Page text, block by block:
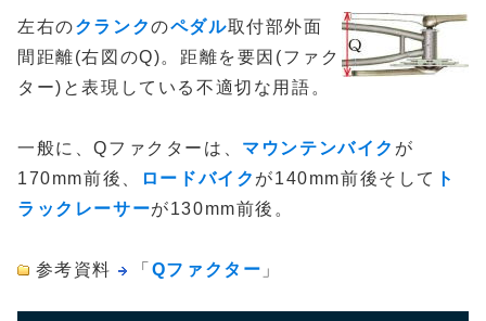
左右のクランクのペダル取付部外面
間距離(右図のQ)。距離を要因(ファク
ター)と表現している不適切な用語。
一般に、Qファクターは、 マウンテンバイク が
170mm前後、
ロードバイク が140mm前後そして
ト
ラックレーサーが130mm前後。
参考資料 「 Qファクター 」